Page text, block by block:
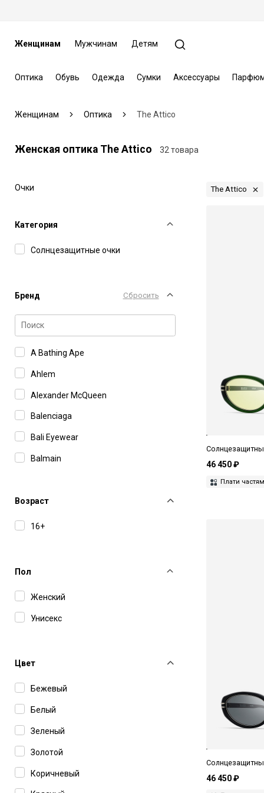
Женщинам Мужчинам Детям
Оптика Обувь Одежда Сумки Аксессуары
Женщинам Оптика The Attico
Женская оптика The Attico 32 товара
Очки
Категория
Солнцезащитные очки
Бренд Сбросить
A Bathing Ape
Ahlem
Alexander McQueen
Balenciaga
Bali Eyewear
Balmain
Boss
Bottega Veneta
Dior
Dita
Dolce&Gabbana
Dsquared2
Dunhill
Возраст
16+
Пол
Женский
Унисекс
Цвет
Бежевый
Белый
Зеленый
Золотой
Коричневый
The Attico
46 450 ₽
Плати
46 450 ₽